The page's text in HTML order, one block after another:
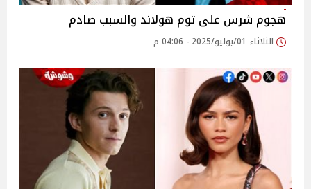
هجوم شرس على توم هولاند والسبب صادم
الثلاثاء 01/يوليو/2025 - 04:06 م